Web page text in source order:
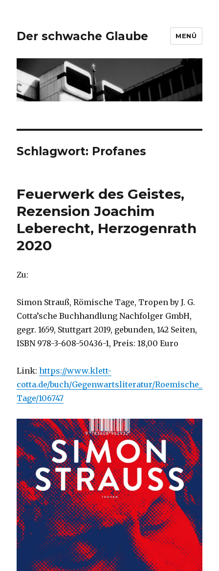
Der schwache Glaube MENÜ
Schlagwort: Profanes
Feuerwerk des Geistes,
Rezension Joachim
Leberecht, Herzogenrath
2020
Zu:
Simon Strauß, Römische Tage, Tropen by J. G.
Cotta’sche Buchhandlung Nachfolger GmbH,
gegr. 1659, Stuttgart 2019, gebunden, 142 Seiten,
ISBN 978-3-608-50436-1, Preis: 18,00 Euro
Link:https://www.klett-
cotta.de/buch/Gegenwartsliteratur/Roemische_
Tage/106747